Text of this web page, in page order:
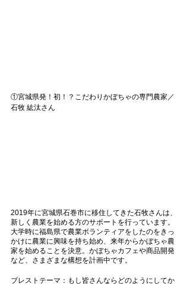
①宮城県発！初！？こだわりかぼちゃの専門農家／
石牧 紘汰さん
2019年に宮城県石巻市に移住してきた石牧さんは、
新しく農業を始める方のサポートを行っています。
大学時に福島県で農業ボランティアをしたのをきっ
かけに農業に興味を持ち始め、来年からかぼちゃ農
家を始めることを決意。かぼちゃカフェや商品開発
など、さまざまな構想を計画中です。
ブレストテーマ：もし皆さんならどのようにしてか